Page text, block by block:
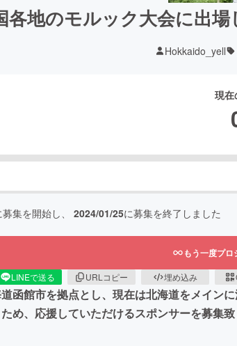
各地のモルック大会に出
Hokkaido_yell
現在
募集を開始し、 2024/01/25に募集を終了しました
もう一度プ
LINEで送る URLコピー 埋め込み
函館市を拠点とし、現在は北海道をメイン
め、応援していただけるスポンサーを募集致